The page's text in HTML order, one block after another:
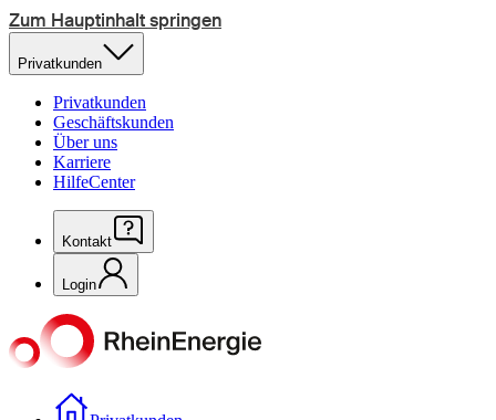
Zum Hauptinhalt springen
Privatkunden
Privatkunden
Geschäftskunden
Über uns
Karriere
HilfeCenter
Kontakt
Login